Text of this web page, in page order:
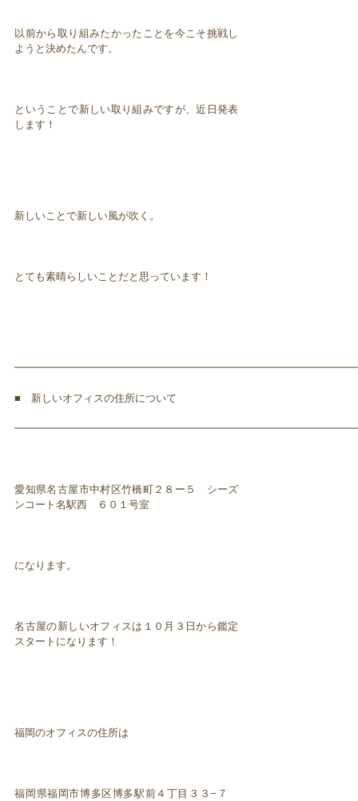
以前から取り組みたかったことを今こそ挑戦し
ようと決めたんです。
ということで新しい取り組みですが、近日発表
します！
新しいことで新しい風が吹く。
とても素晴らしいことだと思っています！
■ 新しいオフィスの住所について
愛知県名古屋市中村区竹橋町２８ー５ シーズ
ンコート名駅西 ６０１号室
になります。
名古屋の新しいオフィスは１０月３日から鑑定
スタートになります！
福岡のオフィスの住所は
福岡県福岡市博多区博多駅前４丁目３３−７